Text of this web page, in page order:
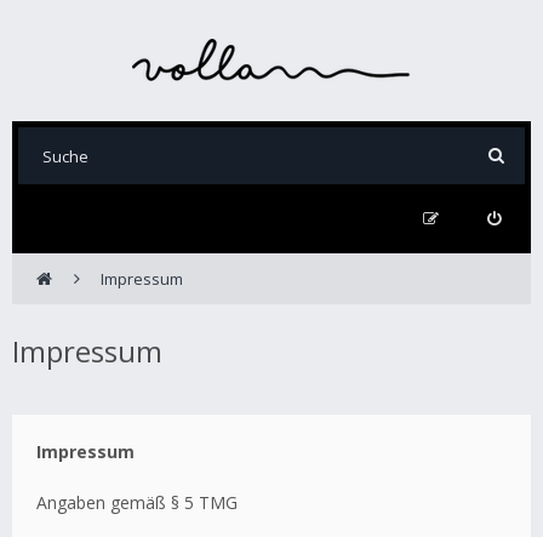
Impressum
Impressum
Impressum
Angaben gemäß § 5 TMG